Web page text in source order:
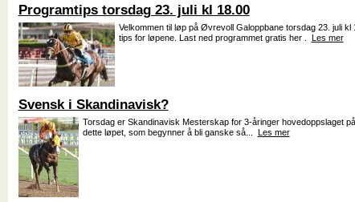
Programtips torsdag 23. juli kl 18.00
Velkommen til løp på Øvrevoll Galoppbane torsdag 23. juli kl
tips for løpene. Last ned programmet gratis her . Les mer
Svensk i Skandinavisk?
Torsdag er Skandinavisk Mesterskap for 3-åringer hovedoppslaget
dette løpet, som begynner å bli ganske så...
Les mer